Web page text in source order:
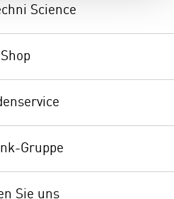
Science
Shop
Gruppe
Sie uns